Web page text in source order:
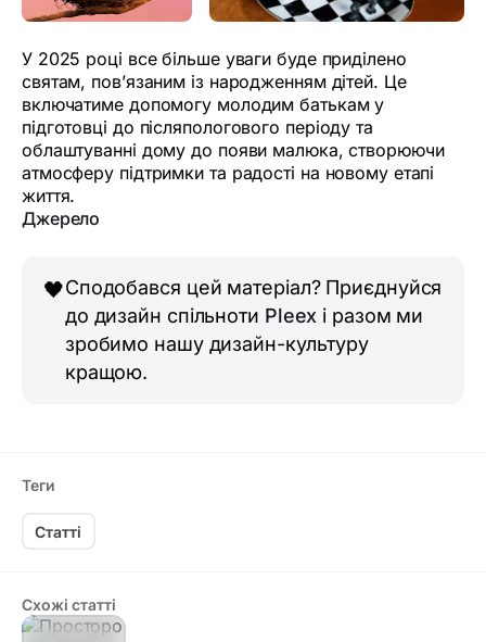
У 2025 році все більше уваги буде приділено
святам, пов’язаним із народженням дітей. Це
включатиме допомогу молодим батькам у
підготовці до післяпологового періоду та
облаштуванні дому до появи малюка, створюючи
атмосферу підтримки та радості на новому етапі
життя.
Джерело
🖤Сподобався цей матеріал? Приєднуйся
до дизайн спільноти Pleex і разом ми
зробимо нашу дизайн-культуру
кращою.
Теги
Статті
Схожі статті